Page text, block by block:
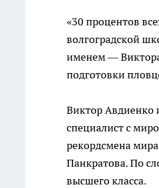
«30 процентов
волгоградской
именем —
подготовки
Виктор Авдиенко
специалист с
рекордсмена
Панкратова. По
высшего класса.